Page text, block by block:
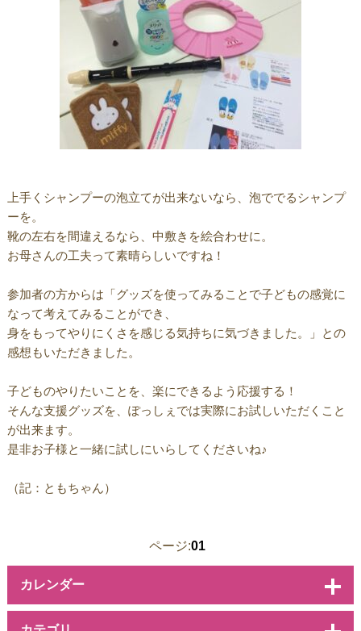
上手くシャンプーの泡立てが出来ないなら、泡ででるシャンプ
ーを。
靴の左右を間違えるなら、中敷きを絵合わせに。
お母さんの工夫って素晴らしいですね！
参加者の方からは「グッズを使ってみることで子どもの感覚に
なって考えてみることができ、
身をもってやりにくさを感じる気持ちに気づきました。」との
感想もいただきました。
子どものやりたいことを、楽にできるよう応援する！
そんな支援グッズを、ぽっしぇでは実際にお試しいただくこと
が出来ます。
是非お子様と一緒に試しにいらしてくださいね♪
（記：ともちゃん）
ページ:01
カレンダー